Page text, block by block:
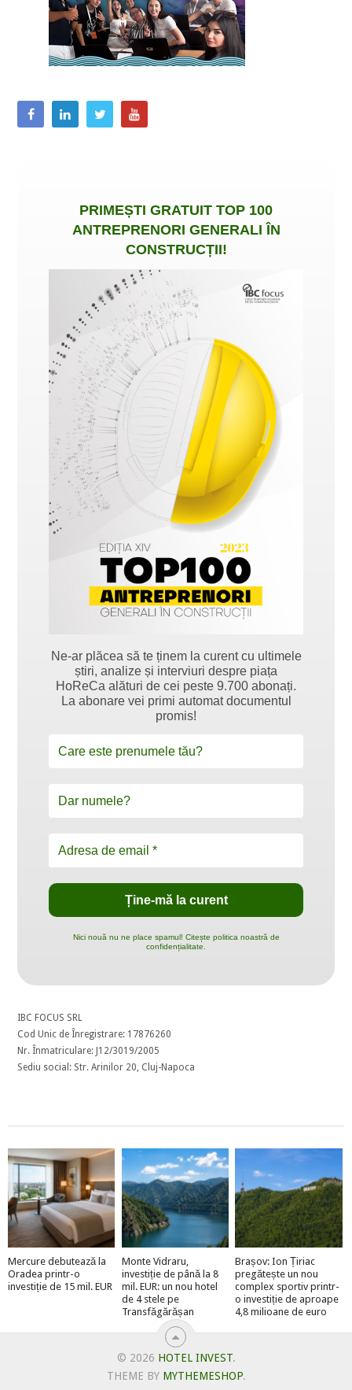
PRIMEȘTI GRATUIT TOP 100
ANTREPRENORI GENERALI ÎN
CONSTRUCȚII!
Ne-ar plăcea să te ținem la curent cu ultimele
știri, analize și interviuri despre piața
HoReCa alături de cei peste 9.700 abonați.
La abonare vei primi automat documentul
promis!
Nici nouă nu ne place spamul! Citește politica noastră de
confidențialitate.
IBC FOCUS SRL
Cod Unic de Înregistrare: 17876260
Nr. Înmatriculare: J12/3019/2005
Sediu social: Str. Arinilor 20, Cluj-Napoca
Mercure debutează la
Oradea printr-o
investiție de 15 mil. EUR
Monte Vidraru,
investiție de până la 8
mil. EUR: un nou hotel
de 4 stele pe
Transfăgărășan
Brașov: Ion Țiriac
pregătește un nou
complex sportiv printr-
o investiție de aproape
4,8 milioane de euro
© 2026 HOTEL INVEST.
THEME BY MYTHEMESHOP.